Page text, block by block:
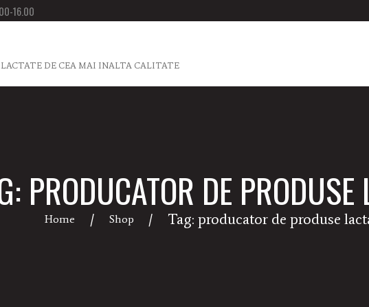
16.00
DE CEA MAI INALTA CALITATE
PRODUCATOR DE PRODUSE
Home Shop Tag: producator de produse